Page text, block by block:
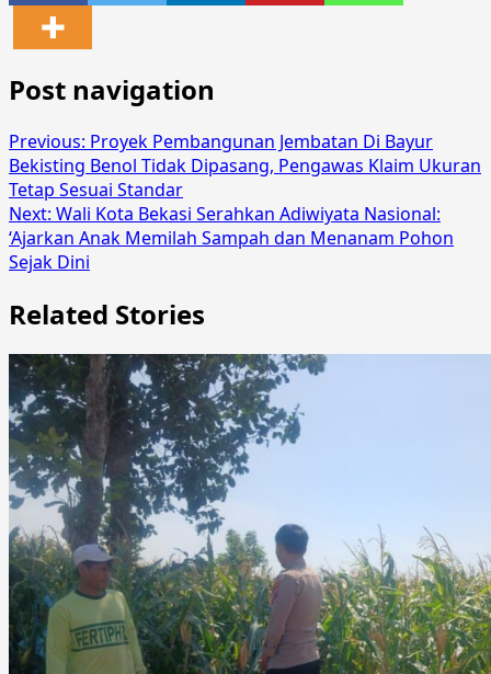
Post navigation
Previous: Proyek Pembangunan Jembatan Di Bayur
Bekisting Benol Tidak Dipasang, Pengawas Klaim Ukuran
Tetap Sesuai Standar
Next: Wali Kota Bekasi Serahkan Adiwiyata Nasional:
‘Ajarkan Anak Memilah Sampah dan Menanam Pohon
Sejak Dini
Related Stories